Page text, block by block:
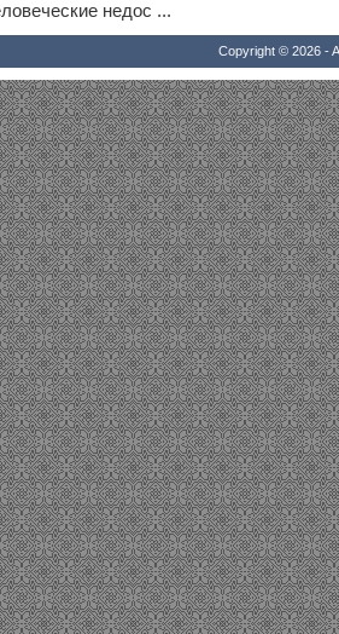
недос ...
Copyright © 2026 -